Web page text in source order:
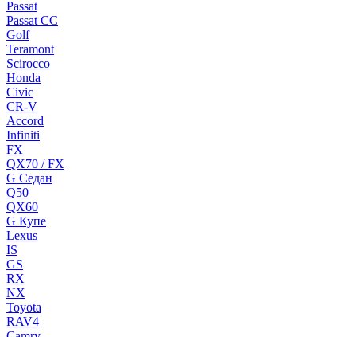
Passat
Passat CC
Golf
Teramont
Scirocco
Honda
Civic
CR-V
Accord
Infiniti
FX
QX70 / FX
G Cедан
Q50
QX60
G Купе
Lexus
IS
GS
RX
NX
Toyota
RAV4